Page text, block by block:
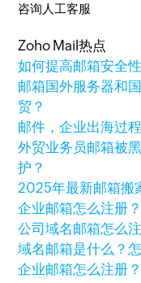
咨询人工客服
Zoho Mail热点
如何提高邮箱安全
邮箱国外服务器和
贸？
邮件，企业出海过
外贸业务员邮箱被
护？
2025年最新邮箱搬
企业邮箱怎么注册
公司域名邮箱怎么
域名邮箱是什么？
企业邮箱怎么注册